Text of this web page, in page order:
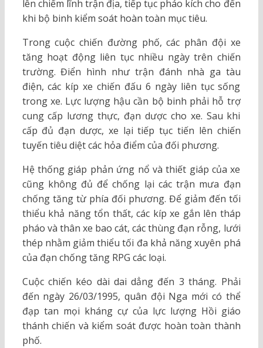
lên chiếm lĩnh trận địa, tiếp tục pháo kích cho đến
khi bộ binh kiểm soát hoàn toàn mục tiêu.
Trong cuộc chiến đường phố, các phân đội xe
tăng hoạt động liên tục nhiều ngày trên chiến
trường. Điển hình như trận đánh nhà ga tàu
điện, các kíp xe chiến đấu 6 ngày liên tục sống
trong xe. Lực lượng hậu cần bộ binh phải hỗ trợ
cung cấp lương thực, đạn dược cho xe. Sau khi
cấp đủ đạn dược, xe lại tiếp tục tiến lên chiến
tuyến tiêu diệt các hỏa điểm của đối phương.
Hệ thống giáp phản ứng nổ và thiết giáp của xe
cũng không đủ để chống lại các trận mưa đạn
chống tăng từ phía đối phương. Để giảm đến tối
thiểu khả năng tổn thất, các kíp xe gắn lên tháp
pháo và thân xe bao cát, các thùng đạn rỗng, lưới
thép nhằm giảm thiểu tối đa khả năng xuyên phá
của đạn chống tăng RPG các loại.
Cuộc chiến kéo dài dai dẳng đến 3 tháng. Phải
đến ngày 26/03/1995, quân đội Nga mới có thể
đạp tan mọi kháng cự của lực lượng Hồi giáo
thánh chiến và kiểm soát được hoàn toàn thành
phố.